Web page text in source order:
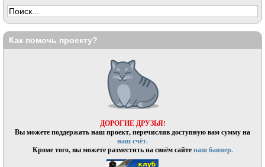
Как помочь проекту?
ДОРОГИЕ ДРУЗЬЯ!
Вы можете поддержать наш проект, перечислив доступную вам сумму на
наш счёт.
Кроме того, вы можете разместить на своём сайтенаш баннер.